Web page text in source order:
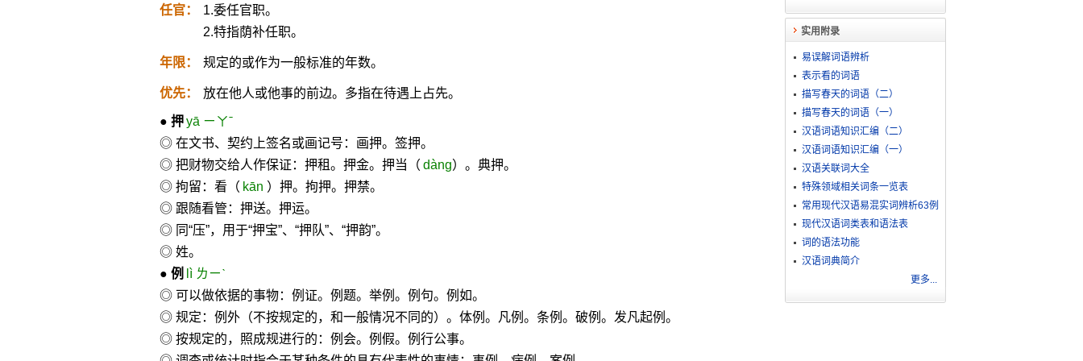
任官：
1.委任官职。
2.特指荫补任职。
年限： 规定的或作为一般标准的年数。
优先： 放在他人或他事的前边。多指在待遇上占先。
● 押 yā ㄧㄚˉ
◎ 在文书、契约上签名或画记号：画押。签押。
◎ 把财物交给人作保证：押租。押金。押当（ dàng）。典押。
◎ 拘留：看（ kān ）押。拘押。押禁。
◎ 跟随看管：押送。押运。
◎ 同“压”，用于“押宝”、“押队”、“押韵”。
◎ 姓。
● 例
lì ㄌㄧˋ
◎ 可以做依据的事物：例证。例题。举例。例句。例如。
◎ 规定：例外（不按规定的，和一般情况不同的）。体例。凡例。条例。破例。发凡起例。
◎ 按规定的，照成规进行的：例会。例假。例行公事。
实用附录
易误解词语辨析
表示看的词语
描写春天的词语（二）
描写春天的词语（一）
汉语词语知识汇编（二）
汉语词语知识汇编（一）
汉语关联词大全
特殊领域相关词条一览表
常用现代汉语易混实词辨析63例
现代汉语词类表和语法表
词的语法功能
汉语词典简介
更多...